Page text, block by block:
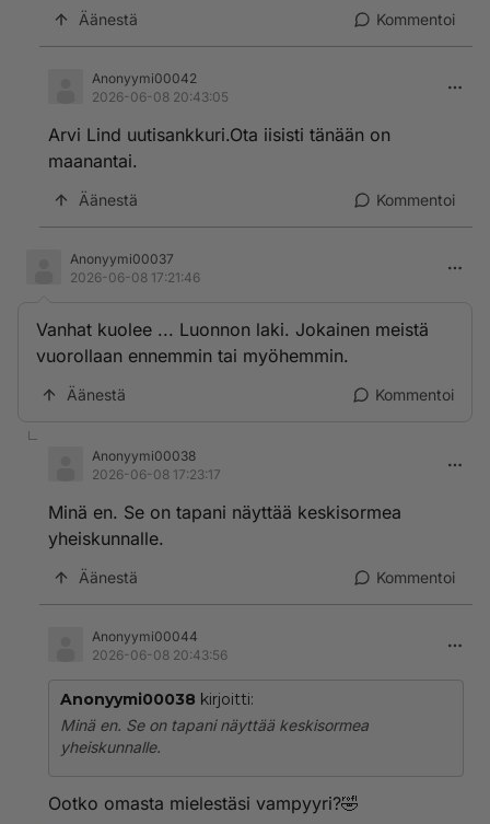
Äänestä Kommentoi
Anonyymi00042
2026-06-08 20:43:05
Arvi Lind uutisankkuri.Ota iisisti tänään on
maanantai.
Äänestä Kommentoi
Anonyymi00037
2026-06-08 17:21:46
Vanhat kuolee ... Luonnon laki. Jokainen meistä
vuorollaan ennemmin tai myöhemmin.
Äänestä Kommentoi
Anonyymi00038
2026-06-08 17:23:17
Minä en. Se on tapani näyttää keskisormea
yheiskunnalle.
Äänestä Kommentoi
Anonyymi00044
2026-06-08 20:43:56
Anonyymi00038 kirjoitti:
Minä en. Se on tapani näyttää keskisormea
yheiskunnalle.
Ootko omasta mielestäsi vampyyri?🤣